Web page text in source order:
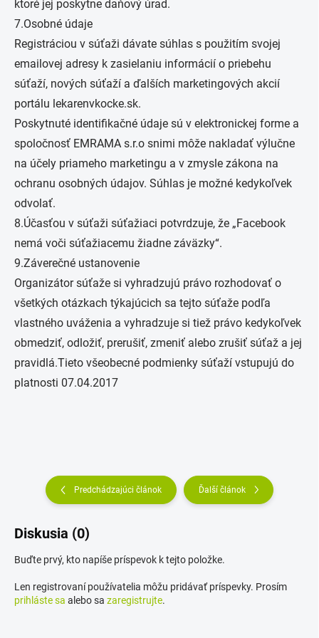
ktoré jej poskytne daňový úrad.
7.Osobné údaje
Registráciou v súťaži dávate súhlas s použitím svojej
emailovej adresy k zasielaniu informácií o priebehu
súťaží, nových súťaží a ďalších marketingových akcií
portálu lekarenvkocke.sk.
Poskytnuté identifikačné údaje sú v elektronickej forme a
spoločnosť EMRAMA s.r.o snimi môže nakladať výlučne
na účely priameho marketingu a v zmysle zákona na
ochranu osobných údajov. Súhlas je možné kedykoľvek
odvolať.
8.Účasťou v súťaži súťažiaci potvrdzuje, že „Facebook
nemá voči súťažiacemu žiadne záväzky“.
9.Záverečné ustanovenie
Organizátor súťaže si vyhradzujú právo rozhodovať o
všetkých otázkach týkajúcich sa tejto súťaže podľa
vlastného uváženia a vyhradzuje si tiež právo kedykoľvek
obmedziť, odložiť, prerušiť, zmeniť alebo zrušiť súťaž a jej
pravidlá.Tieto všeobecné podmienky súťaží vstupujú do
platnosti 07.04.2017
Predchádzajúci článok Ďalší článok
Diskusia (0)
Buďte prvý, kto napíše príspevok k tejto položke.
Len registrovaní používatelia môžu pridávať príspevky. Prosím
prihláste sa alebo sa zaregistrujte.